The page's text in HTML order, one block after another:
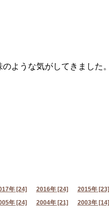
ような気がしてきました。
年 [24] 2016年 [24]
2015年 [23]
年 [24] 2004年 [21]
2003年 [14]